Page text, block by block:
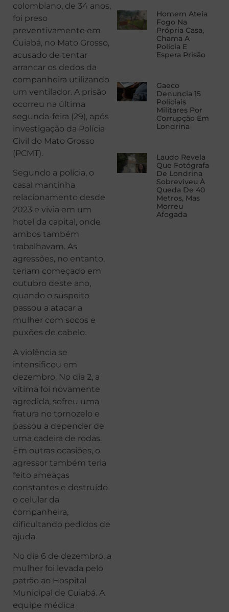
colombiano, de 34 anos,
foi preso
preventivamente em
Cuiabá, no Mato Grosso,
acusado de tentar
arrancar os dedos da
companheira utilizando
um ventilador. A prisão
ocorreu na última
segunda-feira (29), após
investigação da Polícia
Civil do Mato Grosso
(PCMT).
Segundo a polícia, o
casal mantinha
relacionamento desde
2023 e vivia em um
hotel da capital, onde
ambos também
trabalhavam. As
agressões, no entanto,
teriam começado em
outubro deste ano,
quando o suspeito
passou a atacar a
mulher com socos e
puxões de cabelo.
A violência se
intensificou em
dezembro. No dia 2, a
vítima foi novamente
agredida, sofreu uma
fratura no tornozelo e
passou a depender de
uma cadeira de rodas.
Em outras ocasiões, o
agressor também teria
feito ameaças
constantes e destruído
o celular da
companheira,
dificultando pedidos de
ajuda.
No dia 6 de dezembro, a
mulher foi levada pelo
patrão ao Hospital
Municipal de Cuiabá. A
equipe médica
Homem Ateia
Fogo Na
Própria Casa,
Chama A
Polícia E
Espera Prisão
Gaeco
Denuncia 15
Policiais
Militares Por
Corrupção Em
Londrina
Laudo Revela
Que Fotógrafa
De Londrina
Sobreviveu À
Queda De 40
Metros, Mas
Morreu
Afogada